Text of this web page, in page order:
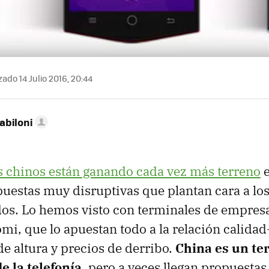
14 Julio 2016, 20:44
están ganando cada vez más terreno
muy disruptivas que plantan cara a
Lo hemos visto con terminales de
que lo apuestan todo a la relación
altura y precios de derribo. China es un